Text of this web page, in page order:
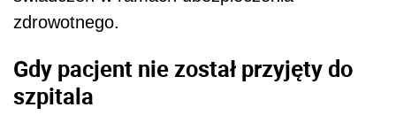
zdrowotnego.
Gdy pacjent nie został przyjęty do
szpitala